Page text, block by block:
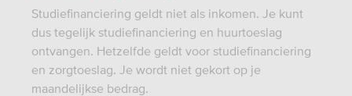
Studiefinanciering geldt niet als inkomen. Je kunt
dus tegelijk studiefinanciering en huurtoeslag
ontvangen. Hetzelfde geldt voor studiefinanciering
en zorgtoeslag. Je wordt niet gekort op je
maandelijkse bedrag.